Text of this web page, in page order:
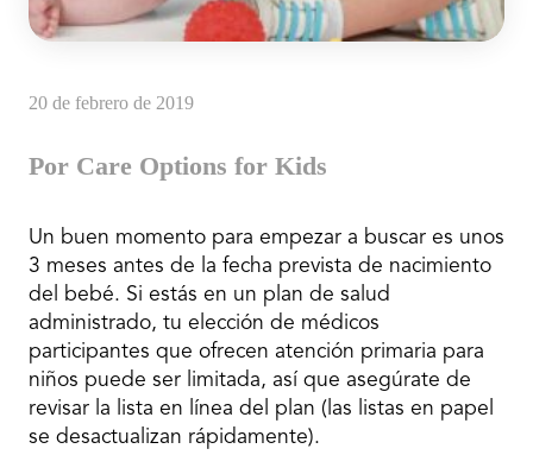
20 de febrero de 2019
Por Care Options for Kids
Un buen momento para empezar a buscar es unos
3 meses antes de la fecha prevista de nacimiento
del bebé. Si estás en un plan de salud
administrado, tu elección de médicos
participantes que ofrecen atención primaria para
niños puede ser limitada, así que asegúrate de
revisar la lista en línea del plan (las listas en papel
se desactualizan rápidamente).